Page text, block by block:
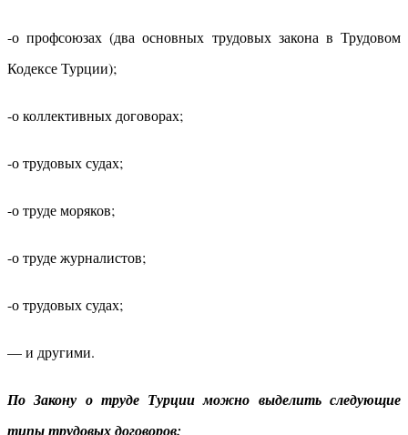
-о профсоюзах (два основных трудовых закона в Трудовом
Кодексе Турции);
-о коллективных договорах;
-о трудовых судах;
-о труде моряков;
-о труде журналистов;
-о трудовых судах;
— и другими.
По Закону о труде Турции можно выделить следующие
типы трудовых договоров: